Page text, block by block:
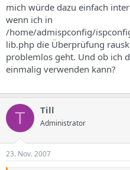
mich würde dazu einfach
wenn ich in
/home/admispconfig/
lib.php die Überprüfung
problemlos geht. Und ob ich
einmalig verwenden kann?
T Till
Administrator
23. Nov. 2007